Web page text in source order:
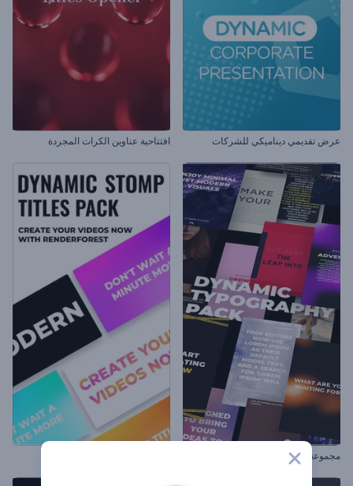
عرض تقديمي ديناميكي للشركات افتتاحية عناوين الكرات المجردة
مجموعة كتابة الخط المتحركة